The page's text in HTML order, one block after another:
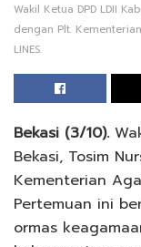
Wakil Ketua DPD LDII
dengan Plt.
LINES.
Bekasi (3/10).
Bekasi, Tosim
Kementerian
Pertemuan ini
ormas